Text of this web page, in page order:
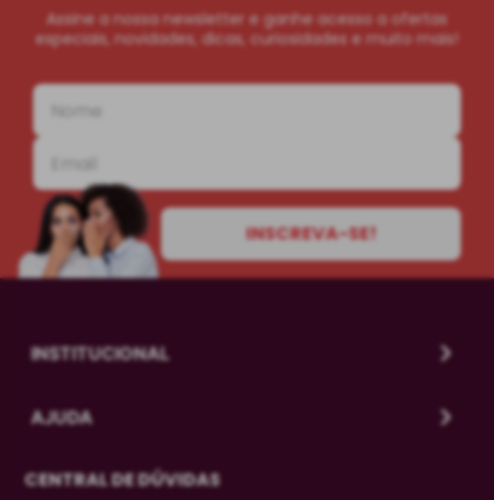
Assine a nossa newsletter e ganhe acesso a ofertas
especiais, novidades, dicas, curiosidades e muito mais!
INSCREVA-SE!
INSTITUCIONAL
AJUDA
CENTRAL DE DÚVIDAS